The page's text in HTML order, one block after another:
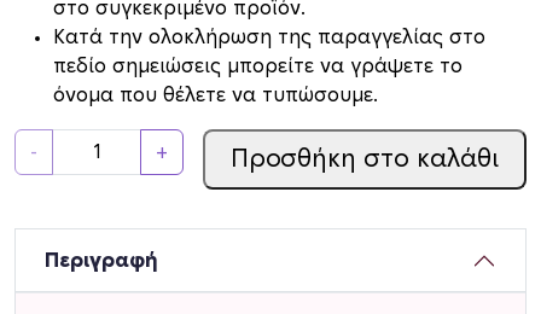
στο συγκεκριμένο προϊόν.
Κατά την ολοκλήρωση της παραγγελίας στο
πεδίο σημειώσεις μπορείτε να γράψετε το
όνομα που θέλετε να τυπώσουμε.
-
ε
τ
λ
+ Προσθήκη στο καλάθι
Περιγραφή